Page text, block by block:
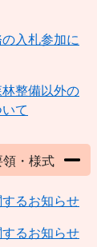
入札参加に
整備以外の
て
領・様式
るお知らせ
るお知らせ